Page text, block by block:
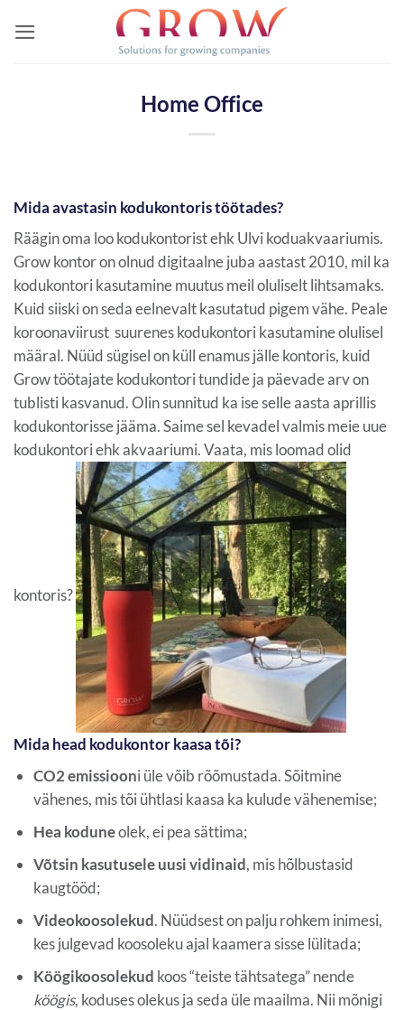
Home Office
Mida avastasin kodukontoris töötades?
Räägin oma loo kodukontorist ehk Ulvi koduakvaariumis.
Grow kontor on olnud digitaalne juba aastast 2010, mil ka
kodukontori kasutamine muutus meil oluliselt lihtsamaks.
Kuid siiski on seda eelnevalt kasutatud pigem vähe. Peale
koroonaviirust suurenes kodukontori kasutamine olulisel
määral. Nüüd sügisel on küll enamus jälle kontoris, kuid
Grow töötajate kodukontori tundide ja päevade arv on
tublisti kasvanud. Olin sunnitud ka ise selle aasta aprillis
kodukontorisse jääma. Saime sel kevadel valmis meie uue
kodukontori ehk akvaariumi. Vaata, mis loomad olid
kontoris?
Mida head kodukontor kaasa tõi?
CO2 emissiooni üle võib rõõmustada. Sõitmine
vähenes, mis tõi ühtlasi kaasa ka kulude vähenemise;
Hea koduneolek, ei pea sättima;
Võtsin kasutusele uusi vidinaid, mis hõlbustasid
kaugtööd;
Videokoosolekud. Nüüdsest on palju rohkem inimesi,
kes julgevad koosoleku ajal kaamera sisse lülitada;
Köögikoosolekud koos “teiste tähtsatega” nende
köögis, koduses olekus ja seda üle maailma. Nii mõnigi